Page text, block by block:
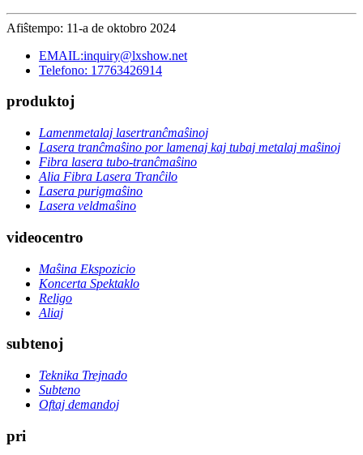
Afiŝtempo: 11-a de oktobro 2024
EMAIL:inquiry@lxshow.net
Telefono: 17763426914
produktoj
Lamenmetalaj lasertranĉmaŝinoj
Lasera tranĉmaŝino por lamenaj kaj tubaj metalaj maŝinoj
Fibra lasera tubo-tranĉmaŝino
Alia Fibra Lasera Tranĉilo
Lasera purigmaŝino
Lasera veldmaŝino
videocentro
Maŝina Ekspozicio
Koncerta Spektaklo
Religo
Aliaj
subtenoj
Teknika Trejnado
Subteno
Oftaj demandoj
pri